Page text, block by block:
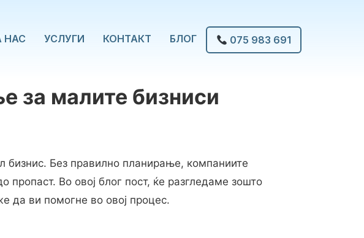
НАС УСЛУГИ КОНТАКТ БЛОГ 075 983 691
за малите бизниси
бизнис. Без правилно планирање, компаниите
Во овој блог пост, ќе разгледаме зошто
да ви помогне во овој процес.